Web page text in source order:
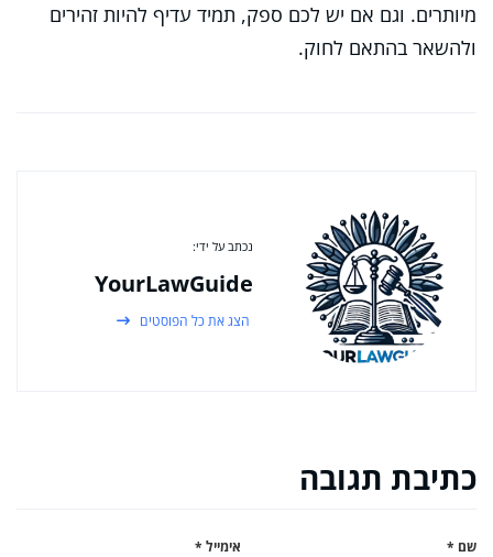
מיותרים. וגם אם יש לכם ספק, תמיד עדיף להיות זהירים
ולהשאר בהתאם לחוק.
נכתב על ידי:
YourLawGuide
הצג את כל הפוסטים
כתיבת תגובה
שם * אימייל *